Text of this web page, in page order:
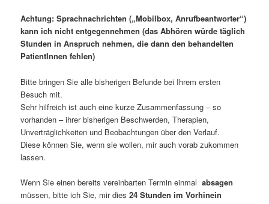
Achtung: Sprachnachrichten („Mobilbox, Anrufbeantworter“)
kann ich nicht entgegennehmen (das Abhören würde täglich
Stunden in Anspruch nehmen, die dann den behandelten
PatientInnen fehlen)
Bitte bringen Sie alle bisherigen Befunde bei Ihrem ersten
Besuch mit.
Sehr hilfreich ist auch eine kurze Zusammenfassung – so
vorhanden – ihrer bisherigen Beschwerden, Therapien,
Unverträglichkeiten und Beobachtungen über den Verlauf.
Diese können Sie, wenn sie wollen, mir auch vorab zukommen
lassen.
Wenn Sie einen bereits vereinbarten Termin einmalabsagen
müssen, bitte ich Sie, mir dies24 Stunden im Vorhinein